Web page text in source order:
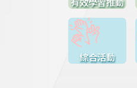
綜合活動